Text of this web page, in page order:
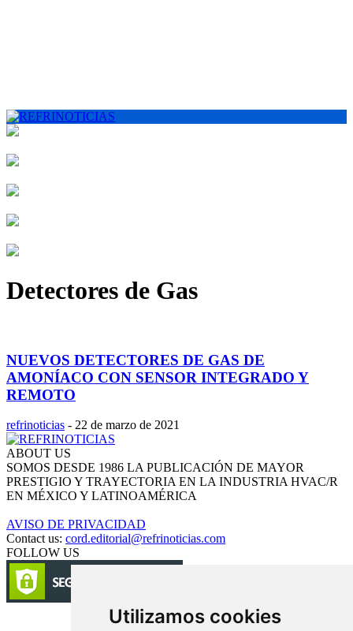
Utilizamos cookies
Detectores de Gas
NUEVOS DETECTORES DE GAS DE
AMONÍACO CON SENSOR INTEGRADO Y
REMOTO
refrinoticias - 22 de marzo de 2021
ABOUT US
SOMOS DESDE 1986 LA PUBLICACIÓN DE MAYOR
PRESTIGIO Y TRAYECTORIA EN LA INDUSTRIA HVAC/R
EN MÉXICO Y LATINOAMÉRICA
AVISO DE PRIVACIDAD
Contact us: cord.editorial@refrinoticias.com
FOLLOW US
Circulación certificada